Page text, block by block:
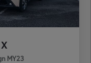
MY23